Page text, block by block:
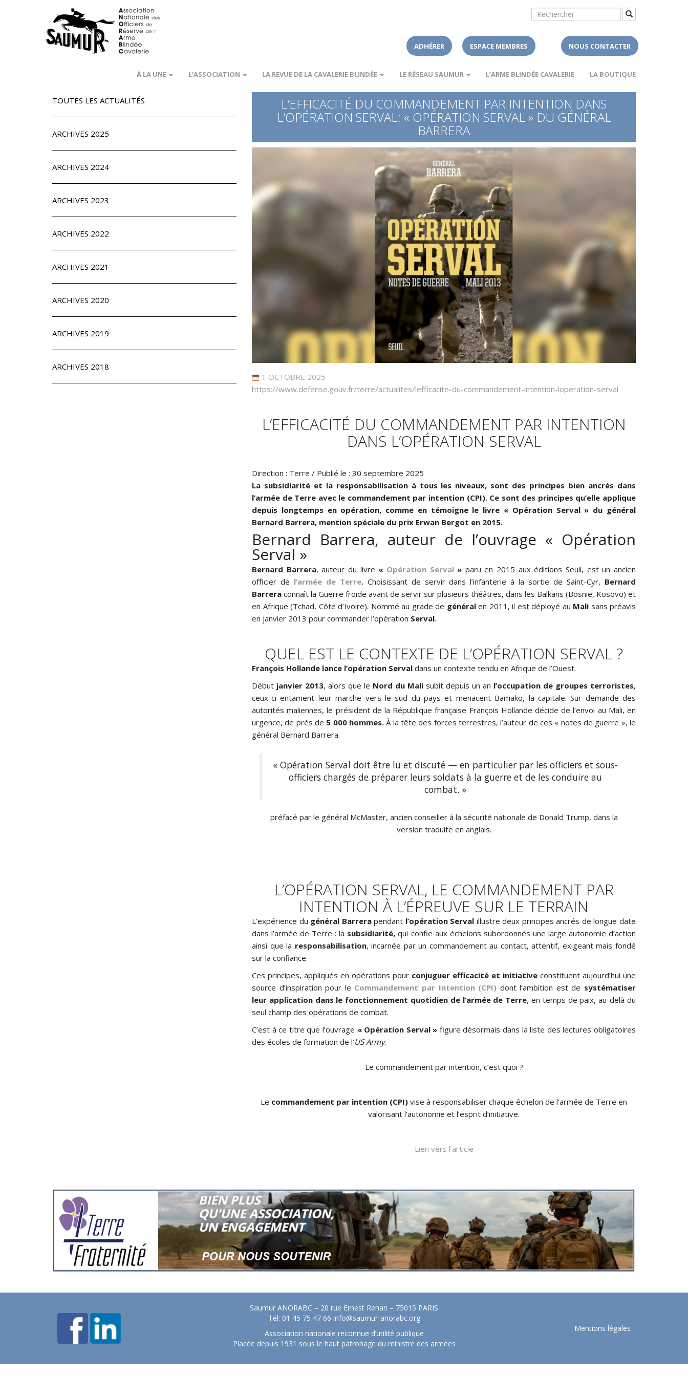
ADHÉRER ESPACE MEMBRES NOUS CONTACTER
À LA UNE L’ASSOCIATION LA REVUE DE LA CAVALERIE BLINDÉE LE RÉSEAU SAUMUR L’ARME BLINDÉE CAVALERIE LA BOUTIQUE
TOUTES LES ACTUALITÉS
ARCHIVES 2025
ARCHIVES 2024
ARCHIVES 2023
ARCHIVES 2022
ARCHIVES 2021
ARCHIVES 2020
ARCHIVES 2019
ARCHIVES 2018
L’EFFICACITÉ DU COMMANDEMENT PAR INTENTION DANS
L’OPÉRATION SERVAL: « OPÉRATION SERVAL » DU GÉNÉRAL
BARRERA
1 OCTOBRE 2025
https://www.defense.gouv.fr/terre/actualites/lefficacite-du-commandement-intention-loperation-serval
L’EFFICACITÉ DU COMMANDEMENT PAR INTENTION
DANS L’OPÉRATION SERVAL
Direction : Terre / Publié le : 30 septembre 2025
La subsidiarité et la responsabilisation à tous les niveaux, sont des principes bien ancrés dans
l’armée de Terre avec le commandement par intention (CPI). Ce sont des principes qu’elle applique
depuis longtemps en opération, comme en témoigne le livre « Opération Serval » du général
Bernard Barrera, mention spéciale du prix Erwan Bergot en 2015.
Bernard Barrera, auteur de l’ouvrage « Opération
Serval »
Bernard Barrera, auteur du livre « Opération Serval » paru en 2015 aux éditions Seuil, est un ancien
officier de l’armée de Terre.Choisissant de servir dans l’infanterie à la sortie de Saint-Cyr, Bernard
Barrera connaît la Guerre froide avant de servir sur plusieurs théâtres, dans les Balkans (Bosnie, Kosovo) et
en Afrique (Tchad, Côte d’Ivoire). Nommé au grade de généralen 2011, il est déployé au Mali sans préavis
en janvier 2013 pour commander l’opération Serval.
QUEL EST LE CONTEXTE DE L’OPÉRATION SERVAL ?
François Hollande lance l’opération Serval dans un contexte tendu en Afrique de l’Ouest.
Début janvier 2013, alors que le Nord du Mali subit depuis un an l’occupation de groupes terroristes,
ceux-ci entament leur marche vers le sud du pays et menacent Bamako, la capitale. Sur demande des
autorités maliennes, le président de la République française François Hollande décide de l’envoi au Mali, en
urgence, de près de 5 000 hommes.À la tête des forces terrestres, l’auteur de ces « notes de guerre », le
général Bernard Barrera.
« Opération Serval doit être lu et discuté — en particulier par les officiers et sous-
officiers chargés de préparer leurs soldats à la guerre et de les conduire au
combat. »
préfacé par le général McMaster, ancien conseiller à la sécurité nationale de Donald Trump, dans la
version traduite en anglais.
L’OPÉRATION SERVAL, LE COMMANDEMENT PAR
INTENTION À L’ÉPREUVE SUR LE TERRAIN
L’expérience du général Barrerapendant l’opération Serval illustre deux principes ancrés de longue date
dans l’armée de Terre : la subsidiarité, qui confie aux échelons subordonnés une large autonomie d’action
ainsi que la responsabilisation, incarnée par un commandement au contact, attentif, exigeant mais fondé
sur la confiance.
Ces principes, appliqués en opérations pour conjuguer efficacité et initiative constituent aujourd’hui une
source d’inspiration pour le Commandement par Intention (CPI) dont l’ambition est de systématiser
leur application dans le fonctionnement quotidien de l’armée de Terre, en temps de paix, au-delà du
seul champ des opérations de combat.
C’est à ce titre que l’ouvrage « Opération Serval » figure désormais dans la liste des lectures obligatoires
des écoles de formation de l’US Army.
Le commandement par intention, c’est quoi ?
Le commandement par intention (CPI) vise à responsabiliser chaque échelon de l’armée de Terre en
valorisant l’autonomie et l’esprit d’initiative.
Lien vers l’article
Saumur ANORABC – 20 rue Ernest Renan – 75015 PARIS
Tel: 01 45 75 47 66 info@saumur-anorabc.org
Association nationale reconnue d’utilité publique
Placée depuis 1931 sous le haut patronage du ministre des armées
Mentions légales